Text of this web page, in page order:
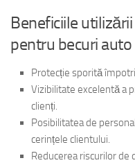
Beneficiile
pentru becuri auto
Protecție sporită
Vizibilitate excelentă a
clienți.
Posibilitatea de
cerințele clientului.
Reducerea riscurilor